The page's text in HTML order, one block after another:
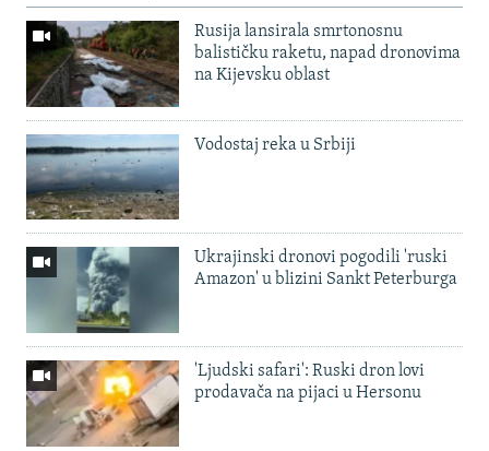
Rusija lansirala smrtonosnu
balističku raketu, napad dronovima
na Kijevsku oblast
Vodostaj reka u Srbiji
Ukrajinski dronovi pogodili 'ruski
Amazon' u blizini Sankt Peterburga
'Ljudski safari': Ruski dron lovi
prodavača na pijaci u Hersonu